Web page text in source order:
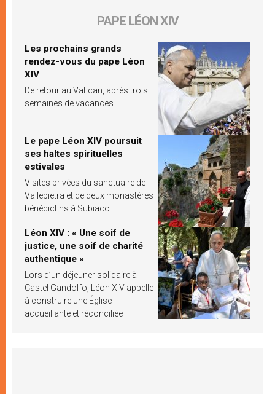
PAPE LÉON XIV
Les prochains grands
rendez-vous du pape Léon
XIV
De retour au Vatican, après trois
semaines de vacances
Le pape Léon XIV poursuit
ses haltes spirituelles
estivales
Visites privées du sanctuaire de
Vallepietra et de deux monastères
bénédictins à Subiaco
Léon XIV : « Une soif de
justice, une soif de charité
authentique »
Lors d’un déjeuner solidaire à
Castel Gandolfo, Léon XIV appelle
à construire une Église
accueillante et réconciliée